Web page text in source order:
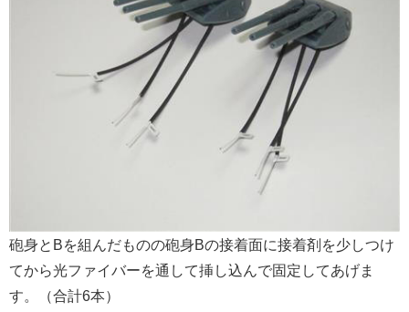
砲身とBを組んだものの砲身Bの接着面に接着剤を少しつけ
てから光ファイバーを通して挿し込んで固定してあげま
す。（合計6本）